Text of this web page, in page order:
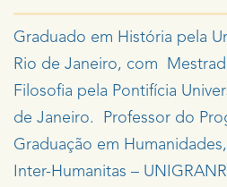
Graduado em História pela
Rio de Janeiro, com
Filosofia pela Pontifícia
de Janeiro. Professor do
Graduação em
Inter-Humanitas –